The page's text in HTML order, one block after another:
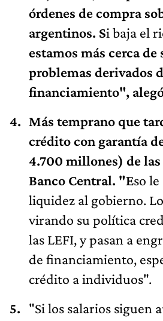
órdenes de compra
argentinos. Si baja el
estamos más cerca de
problemas derivados
financiamiento",
Más temprano que
crédito con garantía
4.700 millones) de las
Banco Central. "Eso
liquidez al gobierno.
virando su política
las LEFI, y pasan a
de financiamiento,
crédito a individuos".
"Si los salarios siguen